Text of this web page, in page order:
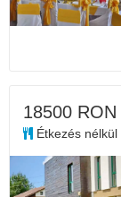
18500 RON
Étkezés nélkül